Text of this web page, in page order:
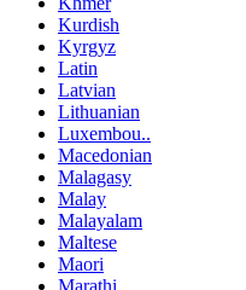
Kurdish
Kyrgyz
Latin
Latvian
Lithuanian
Luxembou..
Macedonian
Malagasy
Malay
Malayalam
Maltese
Maori
Marathi